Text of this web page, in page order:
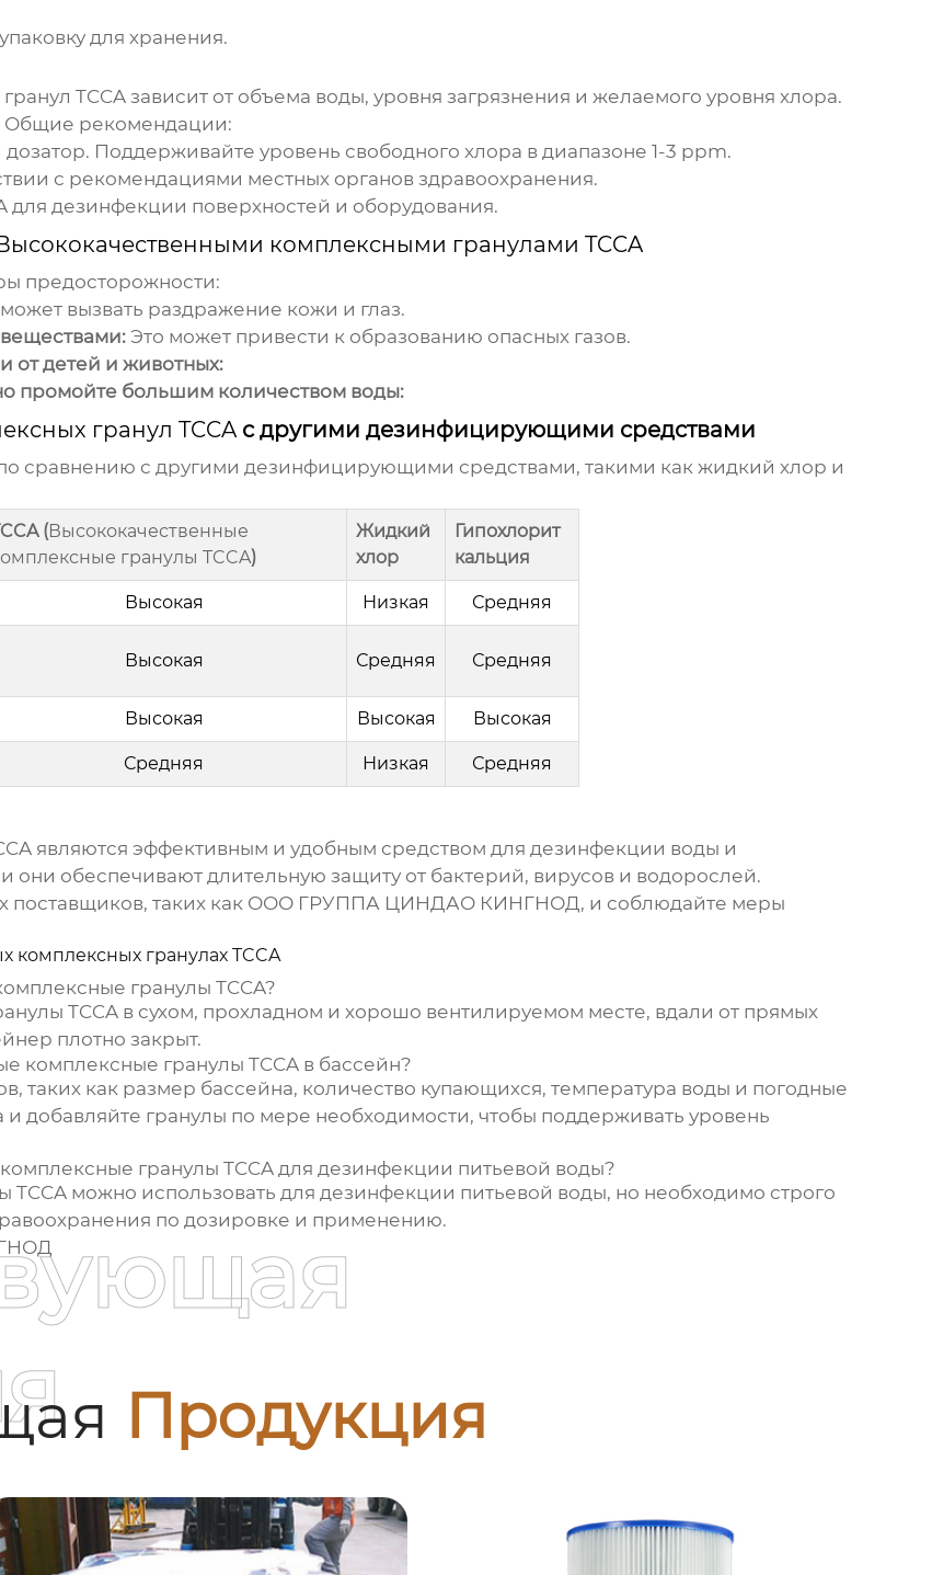
для хранения.
TCCAзависит от объема воды, уровня загрязнения и желаемого уровня хлора.
Общие рекомендации:
Поддерживайте уровень свободного хлора в диапазоне 1-3 ppm.
с рекомендациями местных органов здравоохранения.
для дезинфекции поверхностей и оборудования.
комплексными гранулами TCCA
предосторожности:
вызвать раздражение кожи и глаз.
Это может привести к образованию опасных газов.
от детей и животных:
промойте большим количеством воды:
гранул TCCAс другими дезинфицирующими средствами
сравнению с другими дезинфицирующими средствами, такими как жидкий хлор и
(Высококачественные
гранулы TCCA)
Жидкий
хлор
Гипохлорит
кальция
Высокая Низкая Средняя
Высокая Средняя Средняя
Высокая Высокая Высокая
Средняя Низкая Средняя
являются эффективным и удобным средством для дезинфекции воды и
обеспечивают длительную защиту от бактерий, вирусов и водорослей.
таких как ООО ГРУППА ЦИНДАО КИНГНОД, и соблюдайте меры
комплексных гранулах TCCA
гранулы TCCA?
TCCAв сухом, прохладном и хорошо вентилируемом месте, вдали от прямых
плотно закрыт.
комплексные гранулы TCCAв бассейн?
таких как размер бассейна, количество купающихся, температура воды и погодные
добавляйте гранулы по мере необходимости, чтобы поддерживать уровень
гранулы TCCAдля дезинфекции питьевой воды?
TCCAможно использовать для дезинфекции питьевой воды, но необходимо строго
по дозировке и применению.
Продукция